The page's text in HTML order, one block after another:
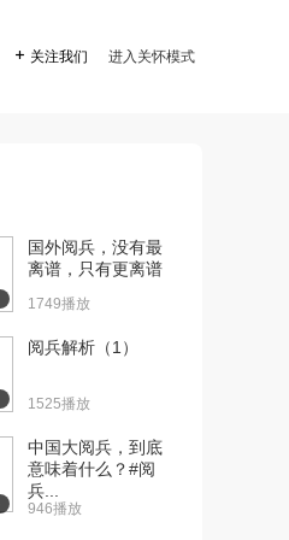
 关注我们 进入关怀模式
国外阅兵，没有最
离谱，只有更离谱
1749播放
阅兵解析（1）
1525播放
中国大阅兵，到底
意味着什么？#阅
兵...
946播放